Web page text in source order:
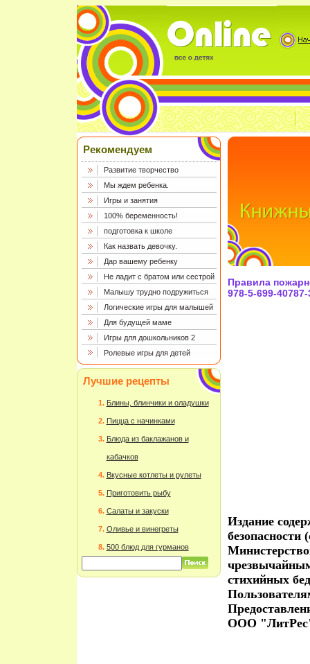
Рекомендуем
Развитие творчество
Мы ждем ребенка.
Игры и занятия
100% беременность!
подготовка к школе
Как назвать девочку.
Дар вашему ребенку
Не ладит с братом или сестрой
Малышу трудно подружиться
Логические игры для малышей
Для будущей маме
Игры для дошкольников 2
Ролевые игры для детей
Лучшие рецепты
Блины, блинчики и оладушки
Пицца с начинками
Блюда из баклажанов и
кабачков
Вкусные котлеты и рулеты
Приготовить рыбу
Салаты и закуски
Оливье и винегреты
500 блюд для гурманов
Правила
978-5-699-
Издание
стихийных
ООО